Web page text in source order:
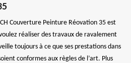
Couverture Peinture Réovation 35 est
réaliser des travaux de ravalement
toujours à ce que ses prestations dans
conformes aux règles de l’art. Plus